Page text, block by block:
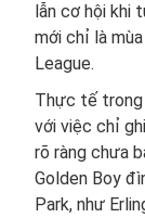
lẫn cơ hội khi
mới chỉ là
League.
Thực tế trong
với việc chỉ
rõ ràng chưa
Golden Boy
Park, như